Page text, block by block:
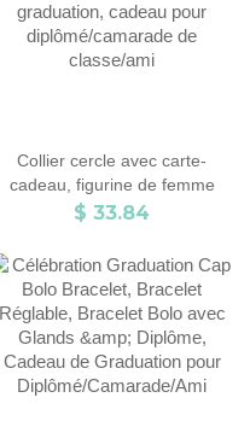
Collier cercle avec carte-
cadeau, figurine de femme
personnalisée, bijoux en argent
graduation, cadeau pour
diplômé/camarade de
classe/ami
$ 33.84